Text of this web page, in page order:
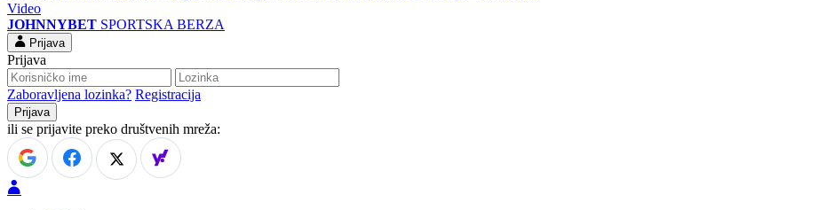
Video
JOHNNYBET SPORTSKA BERZA
Prijava
Prijava
Zaboravljena lozinka? Registracija
ili se prijavite preko društvenih mreža: